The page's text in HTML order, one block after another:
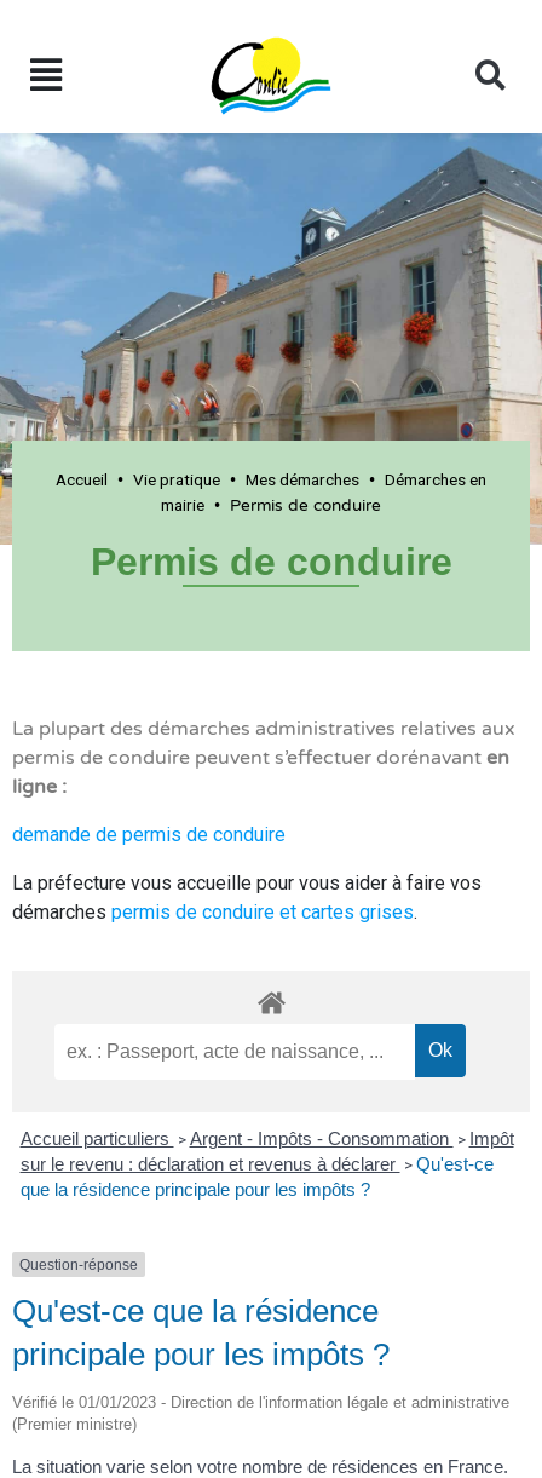
Accueil • Vie pratique • Mes démarches • Démarches en
mairie • Permis de conduire
Permis de conduire
La plupart des démarches administratives relatives aux
permis de conduire peuvent s’effectuer dorénavant en
ligne :
demande de permis de conduire
La préfecture vous accueille pour vous aider à faire vos
démarches permis de conduire et cartes grises.
Accueil particuliers > Argent - Impôts - Consommation > Impôt
sur le revenu : déclaration et revenus à déclarer > Qu'est-ce
que la résidence principale pour les impôts ?
Question-réponse
Qu'est-ce que la résidence
principale pour les impôts ?
Vérifié le 01/01/2023 - Direction de l'information légale et administrative
(Premier ministre)
La situation varie selon votre nombre de résidences en France.